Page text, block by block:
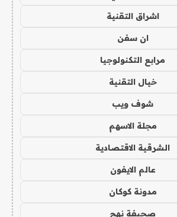
اشراق التقنية
ان سفن
مرابع التكنولوجيا
خيال التقنية
شوف ويب
مجلة الاسهم
الشرقية الاقتصادية
عالم الايفون
مدونة كوكان
صحيفة نهج